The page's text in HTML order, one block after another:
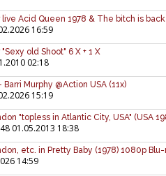
Acid Queen 1978 & The bitch is back
16:59
old Shoot" 6 X + 1 X
02:18
Murphy @Action USA (11x)
15:19
"topless in Atlantic City, USA" (USA
01.05.2013 18:38
etc. in Pretty Baby (1978) 1080p
14:59